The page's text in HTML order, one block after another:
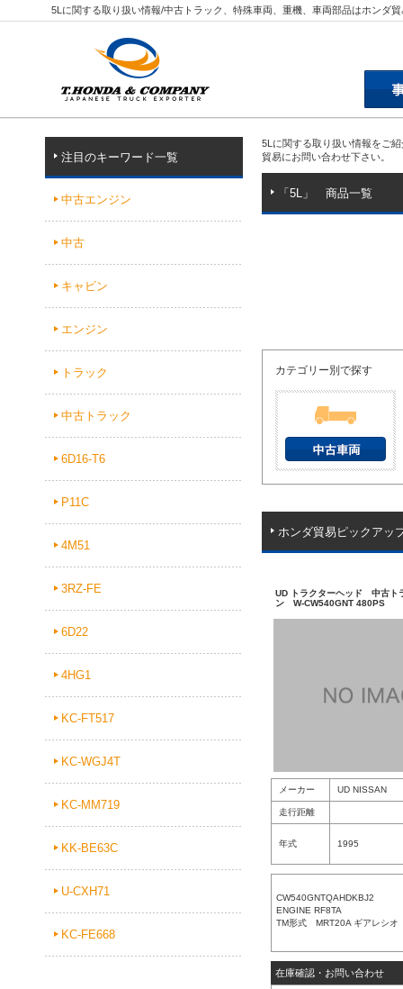
5Lに関する取り扱い情報/中古トラック、特殊車両、重機、車両部品はホンダ
注目のキーワード一覧
中古エンジン
中古
キャビン
エンジン
トラック
中古トラック
6D16-T6
P11C
4M51
3RZ-FE
6D22
4HG1
KC-FT517
KC-WGJ4T
KC-MM719
KK-BE63C
U-CXH71
KC-FE668
5Lに関する取り扱い情報をご
貿易にお問い合わせ下さい。
「5L」 商品一覧
カテゴリー別で探す
ホンダ貿易ピックアッ
UD トラクターヘッド 中古ト
ン W-CW540GNT 480PS
メーカー UD NISSAN
走行距離
年式 1995
CW540GNTQAHDKBJ2
ENGINE RF8TA
TM形式 MRT20A ギアレシ
在庫確認・お問い合わせ